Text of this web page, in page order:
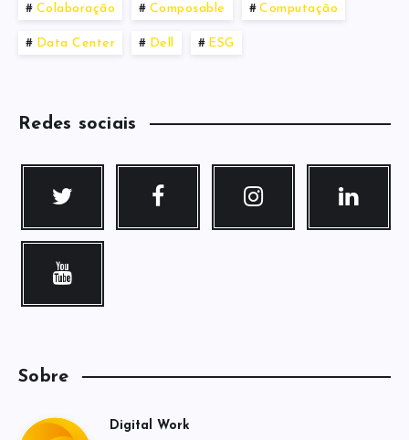
Colaboração Composable Computação
Data Center Dell ESG
Redes sociais
Sobre
Digital Work